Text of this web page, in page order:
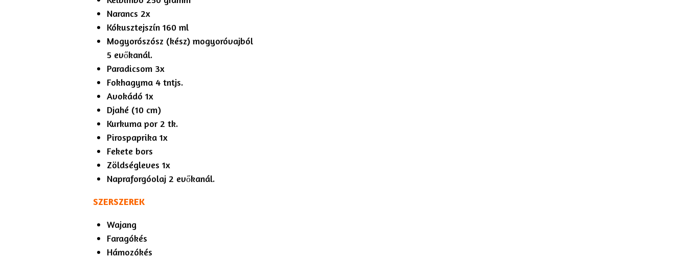
Narancs 2x
Kókusztejszín 160 ml
Mogyorószósz (kész) mogyoróvajból
5 evőkanál.
Paradicsom 3x
Fokhagyma 4 tntjs.
Avokádó 1x
Djahé (10 cm)
Kurkuma por 2 tk.
Pirospaprika 1x
Fekete bors
Zöldségleves 1x
Napraforgóolaj 2 evőkanál.
SZERSZEREK
Wajang
Faragókés
Hámozókés